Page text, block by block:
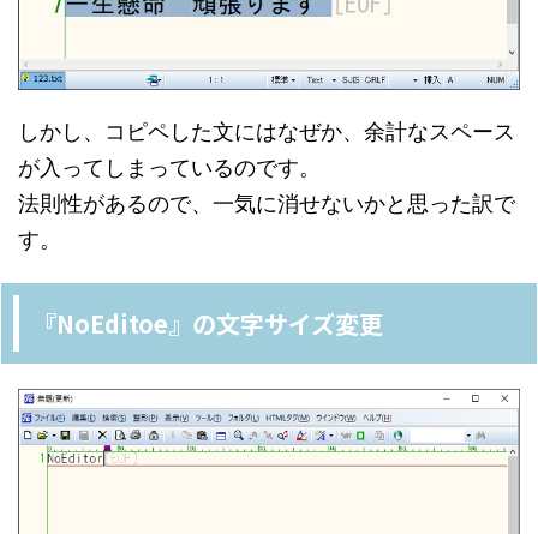
しかし、コピペした文にはなぜか、余計なスペース
が入ってしまっているのです。
法則性があるので、一気に消せないかと思った訳で
す。
『NoEditoe』の文字サイズ変更